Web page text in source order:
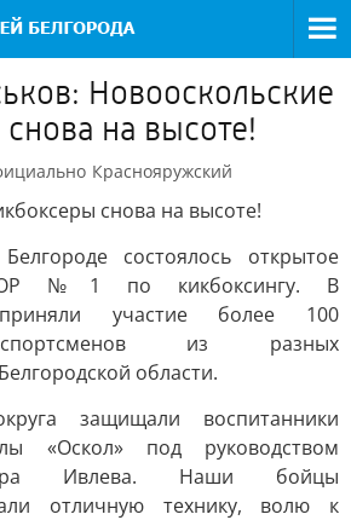
Новооскольские
на высоте!
Краснояружский
снова на высоте!
состоялось открытое
№1 по кикбоксингу. В
приняли участие более 100
из разных
области.
защищали воспитанники
«Оскол» под руководством
Ивлева. Наши бойцы
отличную технику, волю к